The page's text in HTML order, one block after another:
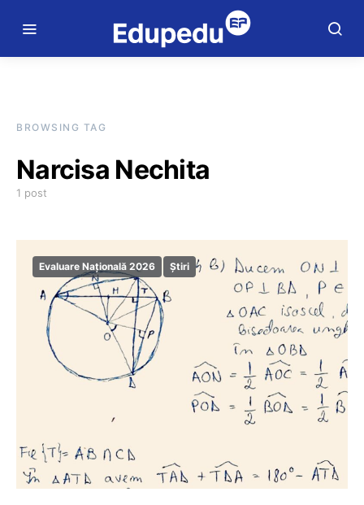
BROWSING TAG
Narcisa Nechita
1 post
Evaluare Națională 2026 Știri